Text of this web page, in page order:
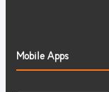
Mobile Apps